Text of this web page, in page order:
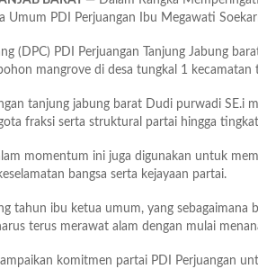
Umum PDI Perjuangan Ibu Megawati
(DPC) PDI Perjuangan Tanjung Jabung
mangrove di desa tungkal 1
tanjung jabung barat Dudi purwadi SE.i
fraksi serta struktural partai hingga
momentum ini juga digunakan untuk
bangsa serta kejayaan partai.
tahun ibu ketua umum, yang sebagaimana
terus merawat alam dengan mulai
komitmen partai PDI Perjuangan